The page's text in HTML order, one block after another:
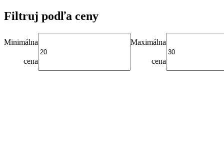
Filtruj podľa ceny
Minimálna
cena
Maximálna
cena